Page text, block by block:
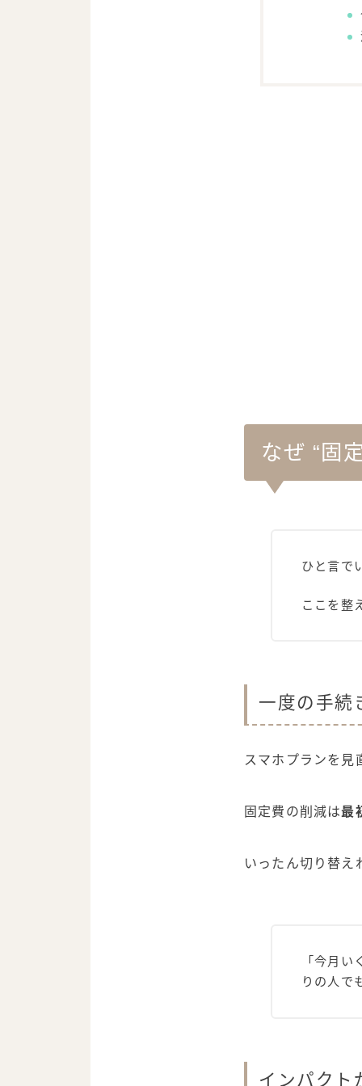
なぜ “固
ひと言で
ここを整
一度の手続
スマホプランを
固定費の削減は最
いったん切り替え
「今月
りの人で
インパクト